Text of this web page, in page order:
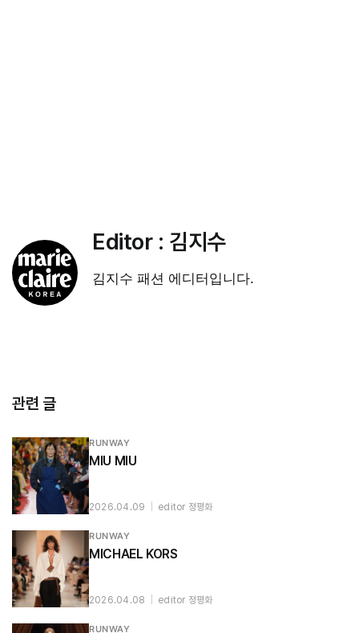
Editor : 김지수
김지수 패션 에디터입니다.
관련 글
RUNWAY
MIU MIU
2026.04.09 editor 정평화
RUNWAY
MICHAEL KORS
2026.04.08 editor 정평화
RUNWAY